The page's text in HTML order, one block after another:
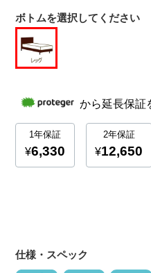
ボトムを選択してください
仕様・スペック